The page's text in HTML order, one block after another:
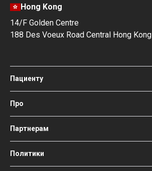
Hong Kong
14/F Golden Centre
188 Des Voeux Road Central Hong Kong
Пациенту
Клиники
Врачи
Блог
Гайды
Ваши гарантии
Про
Про Bookimed
Как это работает
Наши врачи и авторы
Медицинские консультанты
Bookimed
Партнерам
Добавить клинику
Войти как партнер
Политики
Условия использования